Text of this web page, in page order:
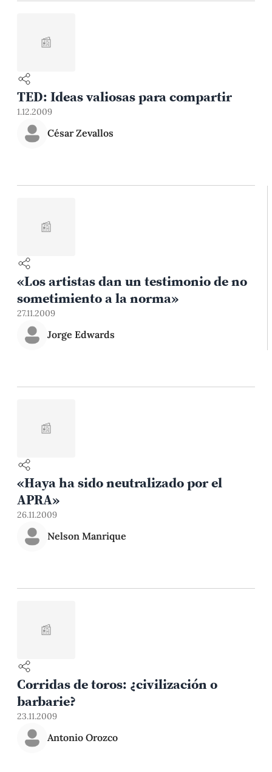
📰
TED: Ideas valiosas para compartir
1.12.2009
César Zevallos
📰
«Los artistas dan un testimonio de no
sometimiento a la norma»
27.11.2009
Jorge Edwards
📰
«Haya ha sido neutralizado por el
APRA»
26.11.2009
Nelson Manrique
📰
Corridas de toros: ¿civilización o
barbarie?
23.11.2009
Antonio Orozco